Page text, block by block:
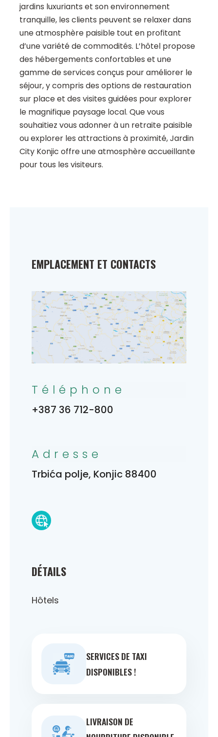
jardins luxuriants et son environnement
tranquille, les clients peuvent se relaxer dans
une atmosphère paisible tout en profitant
d’une variété de commodités. L’hôtel propose
des hébergements confortables et une
gamme de services conçus pour améliorer le
séjour, y compris des options de restauration
sur place et des visites guidées pour explorer
le magnifique paysage local. Que vous
souhaitiez vous adonner à un retraite paisible
ou explorer les attractions à proximité, Jardin
City Konjic offre une atmosphère accueillante
pour tous les visiteurs.
DÉTAILS
Hôtels
SERVICES DE TAXI
DISPONIBLES !
LIVRAISON DE
EMPLACEMENT ET CONTACTS
Téléphone
+387 36 712-800
Adresse
Trbića polje, Konjic 88400